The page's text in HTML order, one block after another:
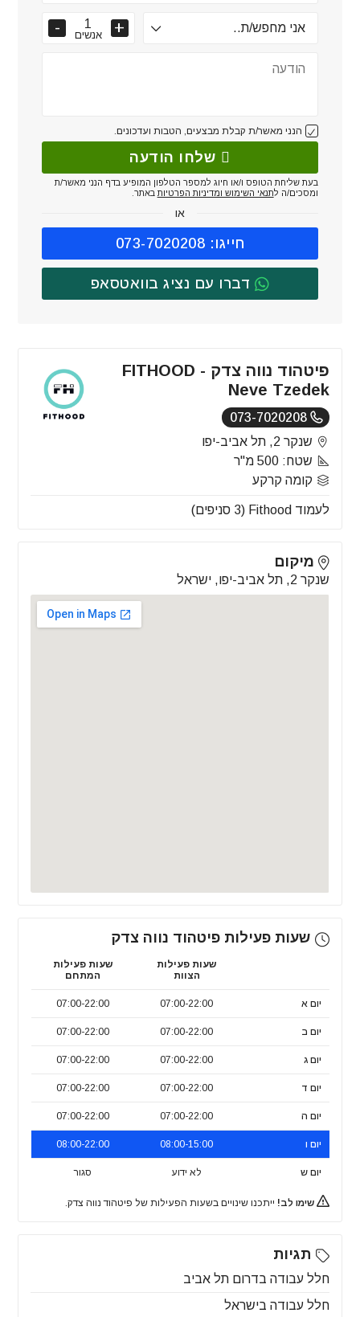
אנשים
הנני מאשר/ת קבלת מבצעים, הטבות ועדכונים.
שלחו הודעה
בעת שליחת הטופס ו/או חיוג למספר הטלפון המופיע בדף הנני מאשר/ת
ומסכים/ה לתנאי השימוש ומדיניות הפרטיות באתר.
או
חייגו: 073-7020208
דברו עם נציג בוואטסאפ
פיטהוד נווה צדק - FITHOOD
Neve Tzedek
073-7020208
שנקר 2, תל אביב-יפו
שטח: 500 מ"ר
קומה קרקע
לעמוד Fithood (3 סניפים)
מיקום
שנקר 2, תל אביב-יפו, ישראל
שעות פעילות פיטהוד נווה צדק
שעות פעילות
הצוות
שעות פעילות
המתחם
יום א 07:00-22:00
07:00-22:00
יום ב 07:00-22:00
07:00-22:00
יום ג 07:00-22:00
07:00-22:00
יום ד 07:00-22:00
07:00-22:00
יום ה 07:00-22:00
07:00-22:00
יום ו 08:00-15:00
08:00-22:00
יום ש לא ידוע סגור
שימו לב! ייתכנו שינויים בשעות הפעילות של פיטהוד נווה צדק.
תגיות
חלל עבודה בדרום תל אביב
חלל עבודה בישראל